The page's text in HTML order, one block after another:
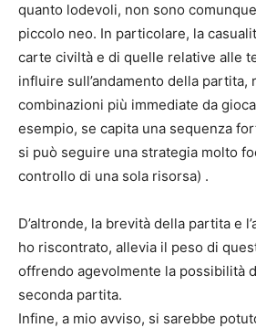
quanto lodevoli, non sono
piccolo neo. In particolare, la
carte civiltà e di quelle relative alle
influire sull’andamento della partita,
combinazioni più immediate da
esempio, se capita una sequenza
si può seguire una strategia molto
controllo di una sola risorsa) .
D’altronde, la brevità della partita e
ho riscontrato, allevia il peso di
offrendo agevolmente la possibilità
seconda partita.
Infine, a mio avviso, si sarebbe